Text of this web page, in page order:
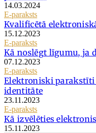
14.03.2024
E-paraksts
Kvalificētā
15.12.2023
E-paraksts
Kā noslēgt līgumu, ja
07.12.2023
E-paraksts
Elektroniski
identitāte
23.11.2023
E-paraksts
Kā izvēlēties
15.11.2023